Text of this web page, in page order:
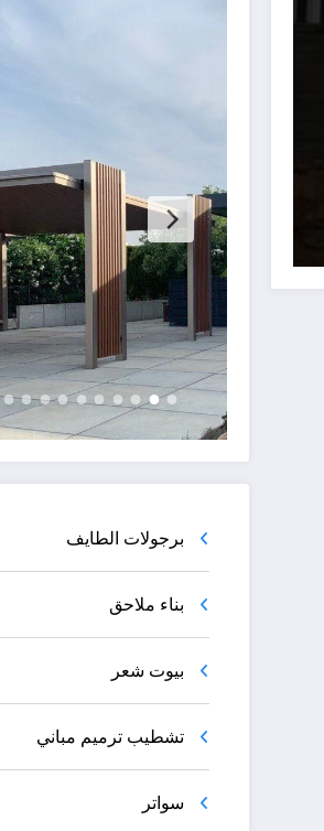
برجولات الطايف
بناء ملاحق
بيوت شعر
تشطيب ترميم مباني
سواتر